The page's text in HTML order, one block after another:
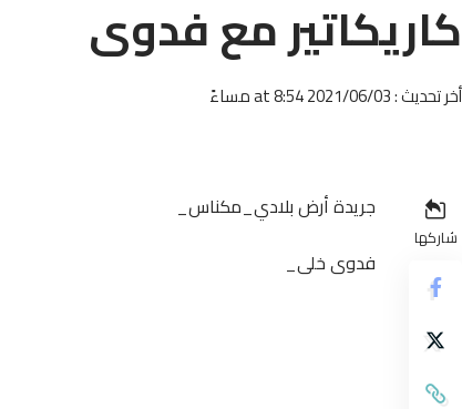
كاريكاتير مع فدوى
أخر تحديث : 2021/06/03 at 8:54 مساءً
شاركها
جريدة أرض بلادي_مكناس_
فدوى خلى_